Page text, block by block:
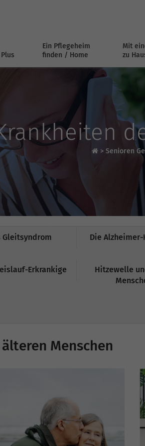
Ein Pflegeheim
finden / Home
Mit
zu
> Senioren
Gleitsyndrom Die
Erkrankige
Hitzewelle
Menschen